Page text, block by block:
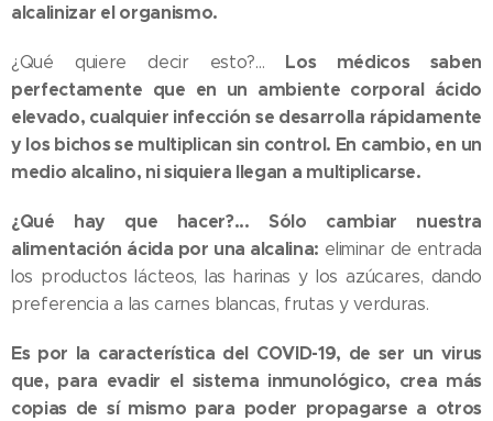
alcalinizar el organismo.
¿Qué quiere decir esto?... Los médicos saben
perfectamente que en un ambiente corporal ácido
elevado, cualquier infección se desarrolla rápidamente
y los bichos se multiplican sin control. En cambio, en un
medio alcalino, ni siquiera llegan a multiplicarse.
¿Qué hay que hacer?... Sólo cambiar nuestra
alimentación ácida por una alcalina: eliminar de entrada
los productos lácteos, las harinas y los azúcares, dando
preferencia a las carnes blancas, frutas y verduras.
Es por la característica del COVID-19, de ser un virus
que, para evadir el sistema inmunológico, crea más
copias de sí mismo para poder propagarse a otros